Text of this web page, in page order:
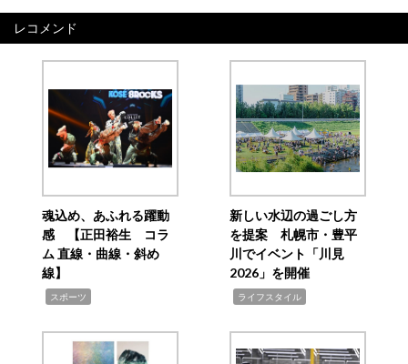
レコメンド
魂込め、あふれる躍動
感 【正田裕生 コラ
ム 直線・曲線・斜め
線】
スポーツ
新しい水辺の過ごし方
を提案 札幌市・豊平
川でイベント「川見
2026」を開催
ライフスタイル